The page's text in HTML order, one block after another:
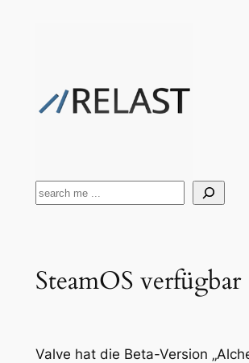
Suchen
SteamOS verfügbar
Valve hat die Beta-Version